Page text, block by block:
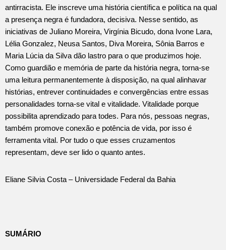
antirracista. Ele inscreve uma história científica e política na qual
a presença negra é fundadora, decisiva. Nesse sentido, as
iniciativas de Juliano Moreira, Virgínia Bicudo, dona Ivone Lara,
Lélia Gonzalez, Neusa Santos, Diva Moreira, Sônia Barros e
Maria Lúcia da Silva dão lastro para o que produzimos hoje.
Como guardião e memória de parte da história negra, torna-se
uma leitura permanentemente à disposição, na qual alinhavar
histórias, entrever continuidades e convergências entre essas
personalidades torna-se vital e vitalidade. Vitalidade porque
possibilita aprendizado para todes. Para nós, pessoas negras,
também promove conexão e potência de vida, por isso é
ferramenta vital. Por tudo o que esses cruzamentos
representam, deve ser lido o quanto antes.
Eliane Silvia Costa – Universidade Federal da Bahia
SUMÁRIO